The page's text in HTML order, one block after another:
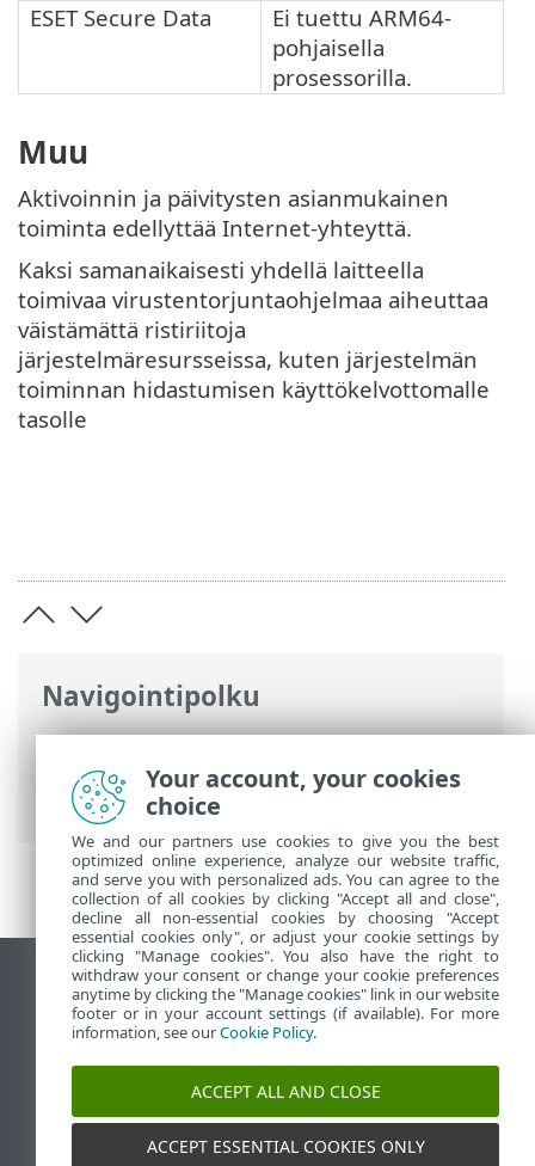
Navigointipolku
ESET-online-ohje>ESET Smart Security
Premium
>ESET Smart Security Premium
> Järjestelmävaatimukset
ESET Secure Data
Ei tuettu ARM64-
pohjaisella
prosessorilla.
Muu
Aktivoinnin ja päivitysten asianmukainen
toiminta edellyttää Internet-yhteyttä.
Kaksi samanaikaisesti yhdellä laitteella
toimivaa virustentorjuntaohjelmaa aiheuttaa
väistämättä ristiriitoja
järjestelmäresursseissa, kuten järjestelmän
toiminnan hidastumisen käyttökelvottomalle
tasolle
Näytä tietokonesivusto
End of Life
ESET-tietämyskanta
ESET Status Portal
Alueellinen tuki
Your account, your cookies
choice
We and our partners use cookies to give you the best
optimized online experience, analyze our website traffic,
and serve you with personalized ads. You can agree to the
collection of all cookies by clicking "Accept all and close",
decline all non-essential cookies by choosing "Accept
essential cookies only", or adjust your cookie settings by
clicking "Manage cookies". You also have the right to
withdraw your consent or change your cookie preferences
anytime by clicking the "Manage cookies" link in our website
footer or in your account settings (if available). For more
information, see ourCookie Policy.
ACCEPT ALL AND CLOSE
ACCEPT ESSENTIAL COOKIES ONLY